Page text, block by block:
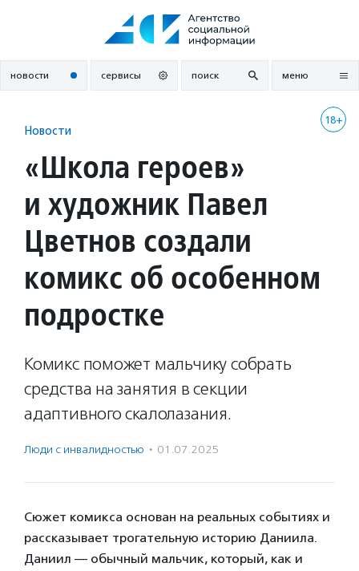
новости сервисы поиск меню
18+
Новости
«Школа героев»
и художник Павел
Цветнов создали
комикс об особенном
подростке
Комикс поможет мальчику собрать
средства на занятия в секции
адаптивного скалолазания.
Люди с инвалидностью · 01.07.2025
Сюжет комикса основан на реальных событиях и
рассказывает трогательную историю Даниила.
Даниил — обычный мальчик, который, как и